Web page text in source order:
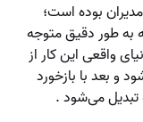
بوده است؛
به طور دقیق متوجه
واقعی این کار از
و بعد با بازخورد
تبدیل می‌شود .